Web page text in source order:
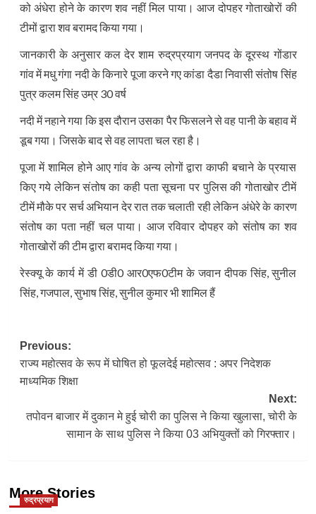
को अंधेरा होने के कारण शव नहीं मिल पाया। आज दोपहर गोताखोरों की
टीमों द्वारा शव बरामद किया गया।
जानकारी के अनुसार कल देर शाम रुद्रप्रयाग जनपद के दूरस्थ गोंडार
गांव में मधु गंगा नदी के किनारे पूजा करने गए कांडा दैडा निवासी संतोष सिंह
पुत्र कलम सिंह उम्र 30 वर्ष
नदी में नहाने गया कि इस दौरान उसका पैर फिसलने से वह पानी के बहाव में
डूब गया। जिसके बाद से वह लापता चल रहा है।
पूजा में शामिल होने आए गांव के अन्य लोगों द्वारा काफी बचाने के प्रयास
किए गये लेकिन संतोष का कही पता सूचना पर पुलिस की गोताखोर टीमें
टीमें मौके पर सर्च अभियान देर रात तक चलाती रही लेकिन अंधेरे के कारण
संतोष का पता नहीं चल पाया। आज रविवार दोपहर को संतोष का शव
गोताखोरों की टीम द्वारा बरामद किया गया।
रेस्क्यू के कार्य में डी 0डी0 आर0एफ0टीम के जवान दीपक सिंह, सुनील
सिंह, गजपाल, सुभाष सिंह, सुनील कुमार भी शामिल हैं
Post
navigation
Previous:
राज्य महोत्सव के रूप में घोषित हो फूलदेई महोत्सव : अपर निदेशक
माध्यमिक शिक्षा
Next:
तपोवन बाजार में दुकान मे हुई चोरी का पुलिस ने किया खुलासा, चोरी के
सामान के साथ पुलिस ने किया 03 अभियुक्तों को गिरफ्तार।
More Stories
रुद्रप्रयाग